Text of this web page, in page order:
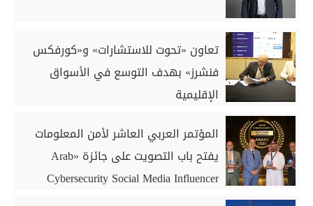
تعاون «تحوت للاستشارات» و«كورفكس
فنشرز» بهدف التوسع في الأسواق
الإقليمية
المؤتمر العربي العاشر لأمن المعلومات
يفتح باب التصويت على جائزة «Arab
Cybersecurity Social Media Influencer